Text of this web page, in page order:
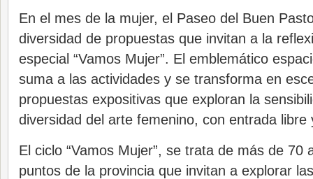
En el mes de la mujer, el Paseo del Buen
diversidad de propuestas que invitan a la
especial “Vamos Mujer”. El emblemático
suma a las actividades y se transforma en
propuestas expositivas que exploran la
diversidad del arte femenino, con entrada libre
El ciclo “Vamos Mujer”, se trata de más de 70
puntos de la provincia que invitan a explorar